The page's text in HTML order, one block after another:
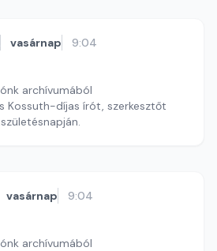
vasárnap 9:04
archívumából
Kossuth-díjas írót, szerkesztőt
vasárnap 9:04
archívumából